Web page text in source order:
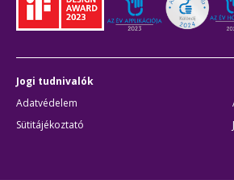
Jogi tudnivalók
Adatvédelem
Sütitájékoztató